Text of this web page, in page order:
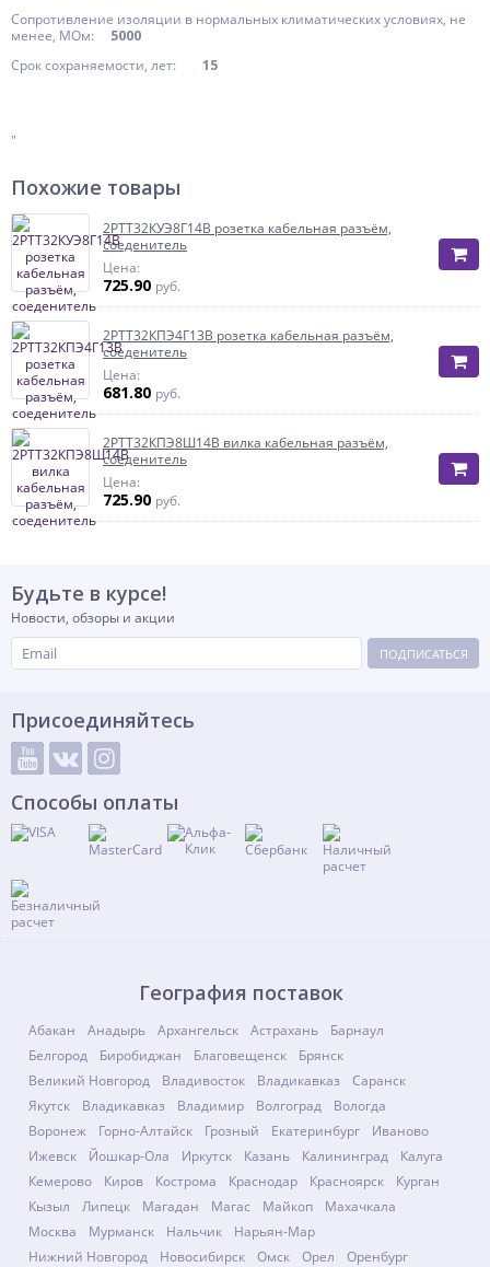
Сопротивление изоляции в нормальных климатических условиях, не
менее, МОм: 5000
Срок сохраняемости, лет: 15
"
Похожие товары
2РТТ32КУЭ8Г14В розетка кабельная разъём,
соеденитель
Цена:
725.90 руб.
2РТТ32КПЭ4Г13В розетка кабельная разъём,
соеденитель
Цена:
681.80 руб.
2РТТ32КПЭ8Ш14В вилка кабельная разъём,
соеденитель
Цена:
725.90 руб.
Будьте в курсе!
Новости, обзоры и акции
ПОДПИСАТЬСЯ
Присоединяйтесь
Способы оплаты
География поставок
Абакан Анадырь Архангельск Астрахань
Барнаул
Белгород
Биробиджан Благовещенск
Брянск
Великий Новгород
Владивосток Владикавказ
Саранск
Якутск
Владикавказ Владимир Волгоград
Вологда
Воронеж
Горно-Алтайск Грозный Екатеринбург
Иваново
Ижевск
Йошкар-Ола Иркутск Казань Калининград
Калуга
Кемерово
Киров Кострома Краснодар Красноярск
Курган
Кызыл
Липецк Магадан Магас Майкоп
Махачкала
Москва
Мурманск Нальчик
Нарьян-Мар
Нижний Новгород
Новосибирск Омск Орел Оренбург